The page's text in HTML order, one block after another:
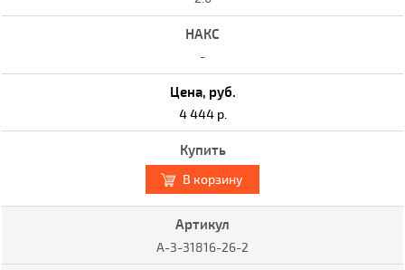
-
4 444 р.
В корзину
A-3-31816-26-2